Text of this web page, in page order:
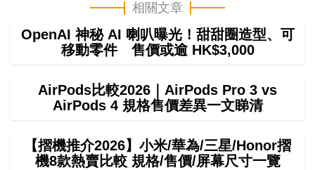
相關文章
OpenAI 神秘 AI 喇叭曝光！甜甜圈造型、可
移動零件 售價或逾 HK$3,000
AirPods比較2026｜AirPods Pro 3 vs
AirPods 4 規格售價差異一文睇清
【摺機推介2026】小米/華為/三星/Honor摺
機8款熱賣比較 規格/售價/屏幕尺寸一覽